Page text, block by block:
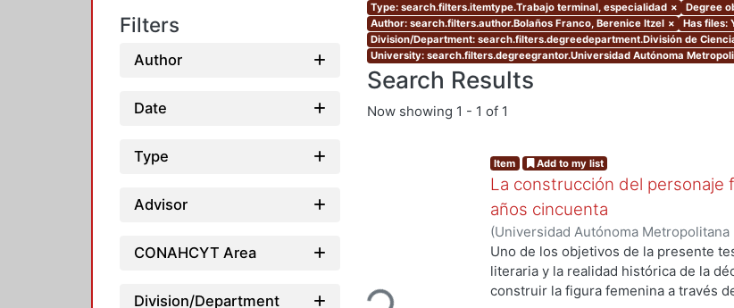
Filters
Author
Date
Type
Advisor
CONAHCYT Area
Division/Department
Type: search.filters.itemtype.Trabajo terminal, especialidad × Degree
Author: search.filters.author.Bolaños Franco, Berenice Itzel × Has files:
Division/Department: search.filters.degreedepartment.División de
University: search.filters.degreegrantor.Universidad Autónoma
Search Results
Now showing 1 - 1 of 1
Loading...
Item Add to my list
La construcción del personaje
años cincuenta
(Universidad Autónoma
de Servicios de Información.,2019)
Uno de los objetivos de la presente
literaria y la realidad histórica de la
construir la figura femenina a través